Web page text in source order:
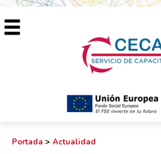
Portada > Actualidad